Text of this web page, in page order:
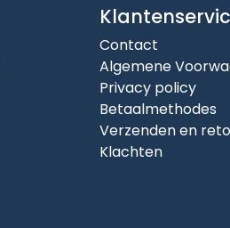
Contact
Algemene
Privacy policy
Betaalmethodes
Verzenden en
Klachten